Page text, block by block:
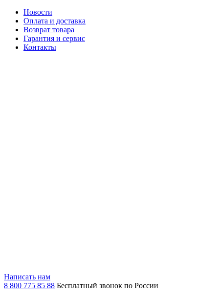
Новости
Оплата и доставка
Возврат товара
Гарантия и сервис
Контакты
Написать нам
8 800 775 85 88 Бесплатный звонок по России